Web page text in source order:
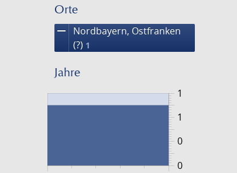
Orte
remove
Nordbayern, Ostfranken
(?) 1
Jahre
0
1
0
1